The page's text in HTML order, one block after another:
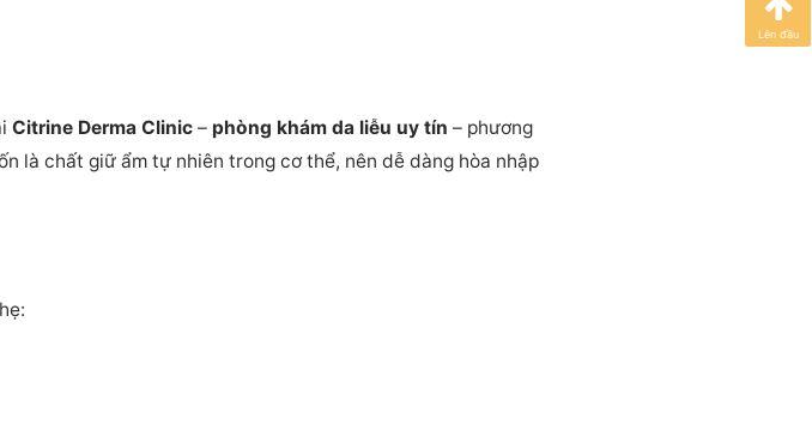
Citrine Derma Clinic – phòng khám da liễu uy tín – phương
là chất giữ ẩm tự nhiên trong cơ thể, nên dễ dàng hòa nhập
Lên đầu